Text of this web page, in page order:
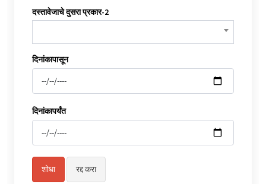
दस्तावेजाचे दुसरा प्रकार-2
दिनांकापासून
दिनांकापर्यंत